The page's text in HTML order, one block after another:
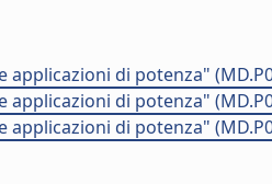
di potenza"
di potenza"
di potenza"